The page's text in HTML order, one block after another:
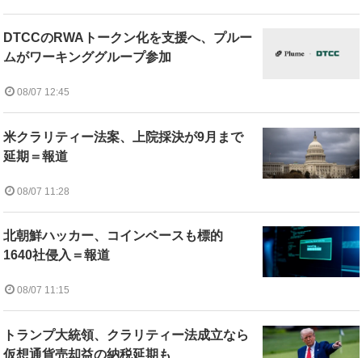
DTCCのRWAトークン化を支援へ、プルー
ムがワーキンググループ参加
08/07 12:45
米クラリティー法案、上院採決が9月まで
延期＝報道
08/07 11:28
北朝鮮ハッカー、コインベースも標的
1640社侵入＝報道
08/07 11:15
トランプ大統領、クラリティー法成立なら
仮想通貨売却益の納税延期も